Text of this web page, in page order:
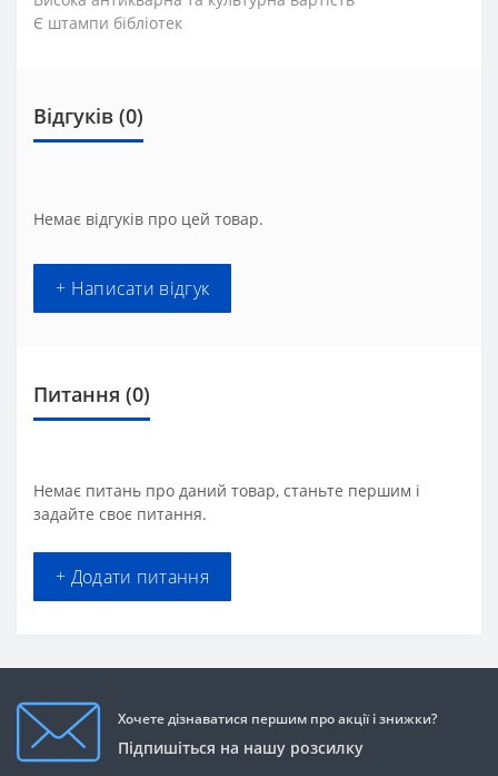
Є штампи бібліотек
Відгуків (0)
Немає відгуків про цей товар.
+ Написати відгук
Питання (0)
Немає питань про даний товар, станьте першим і
задайте своє питання.
+ Додати питання
Хочете дізнаватися першим про акції і знижки?
Підпишіться на нашу розсилку